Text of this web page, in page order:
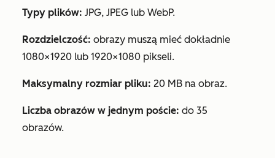
Typy plików: JPG, JPEG lub WebP.
Rozdzielczość: obrazy muszą mieć dokładnie
1080×1920 lub 1920×1080 pikseli.
Maksymalny rozmiar pliku: 20 MB na obraz.
Liczba obrazów w jednym poście: do 35
obrazów.